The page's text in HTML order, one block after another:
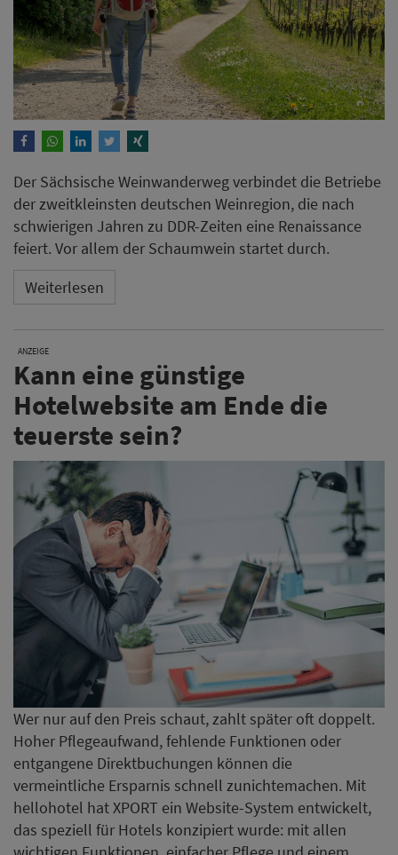
Der Sächsische Weinwanderweg verbindet die Betriebe
der zweitkleinsten deutschen Weinregion, die nach
schwierigen Jahren zu DDR-Zeiten eine Renaissance
feiert. Vor allem der Schaumwein startet durch.
Weiterlesen
ANZEIGE
Kann eine günstige
Hotelwebsite am Ende die
teuerste sein?
Wer nur auf den Preis schaut, zahlt später oft doppelt.
Hoher Pflegeaufwand, fehlende Funktionen oder
entgangene Direktbuchungen können die
vermeintliche Ersparnis schnell zunichtemachen. Mit
hellohotel hat XPORT ein Website-System entwickelt,
das speziell für Hotels konzipiert wurde: mit allen